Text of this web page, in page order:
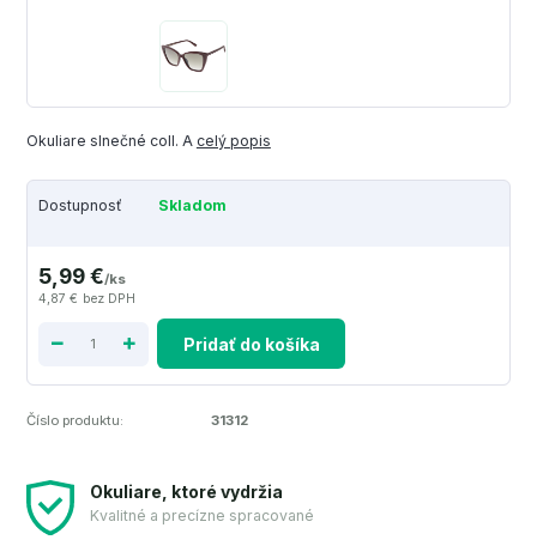
Okuliare slnečné coll. A celý popis
Dostupnosť Skladom
5,99 €/ks
4,87 € bez DPH
Pridať do košíka
Číslo produktu: 31312
Okuliare, ktoré vydržia
Kvalitné a precízne spracované